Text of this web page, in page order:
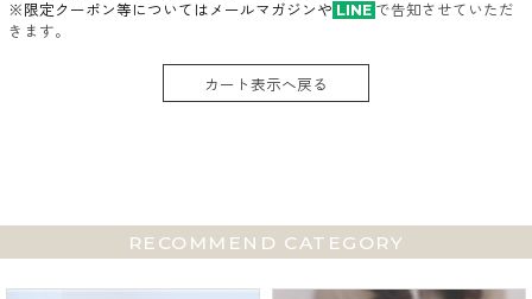
※限定クーポン等についてはメールマガジンや LINE で告知させていただ
きます。
カート表示へ戻る
RECOMMEND CATEGORY